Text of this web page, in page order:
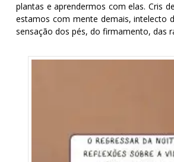
plantas e aprendermos com elas. Cris
estamos com mente demais, intelecto
sensação dos pés, do firmamento, das